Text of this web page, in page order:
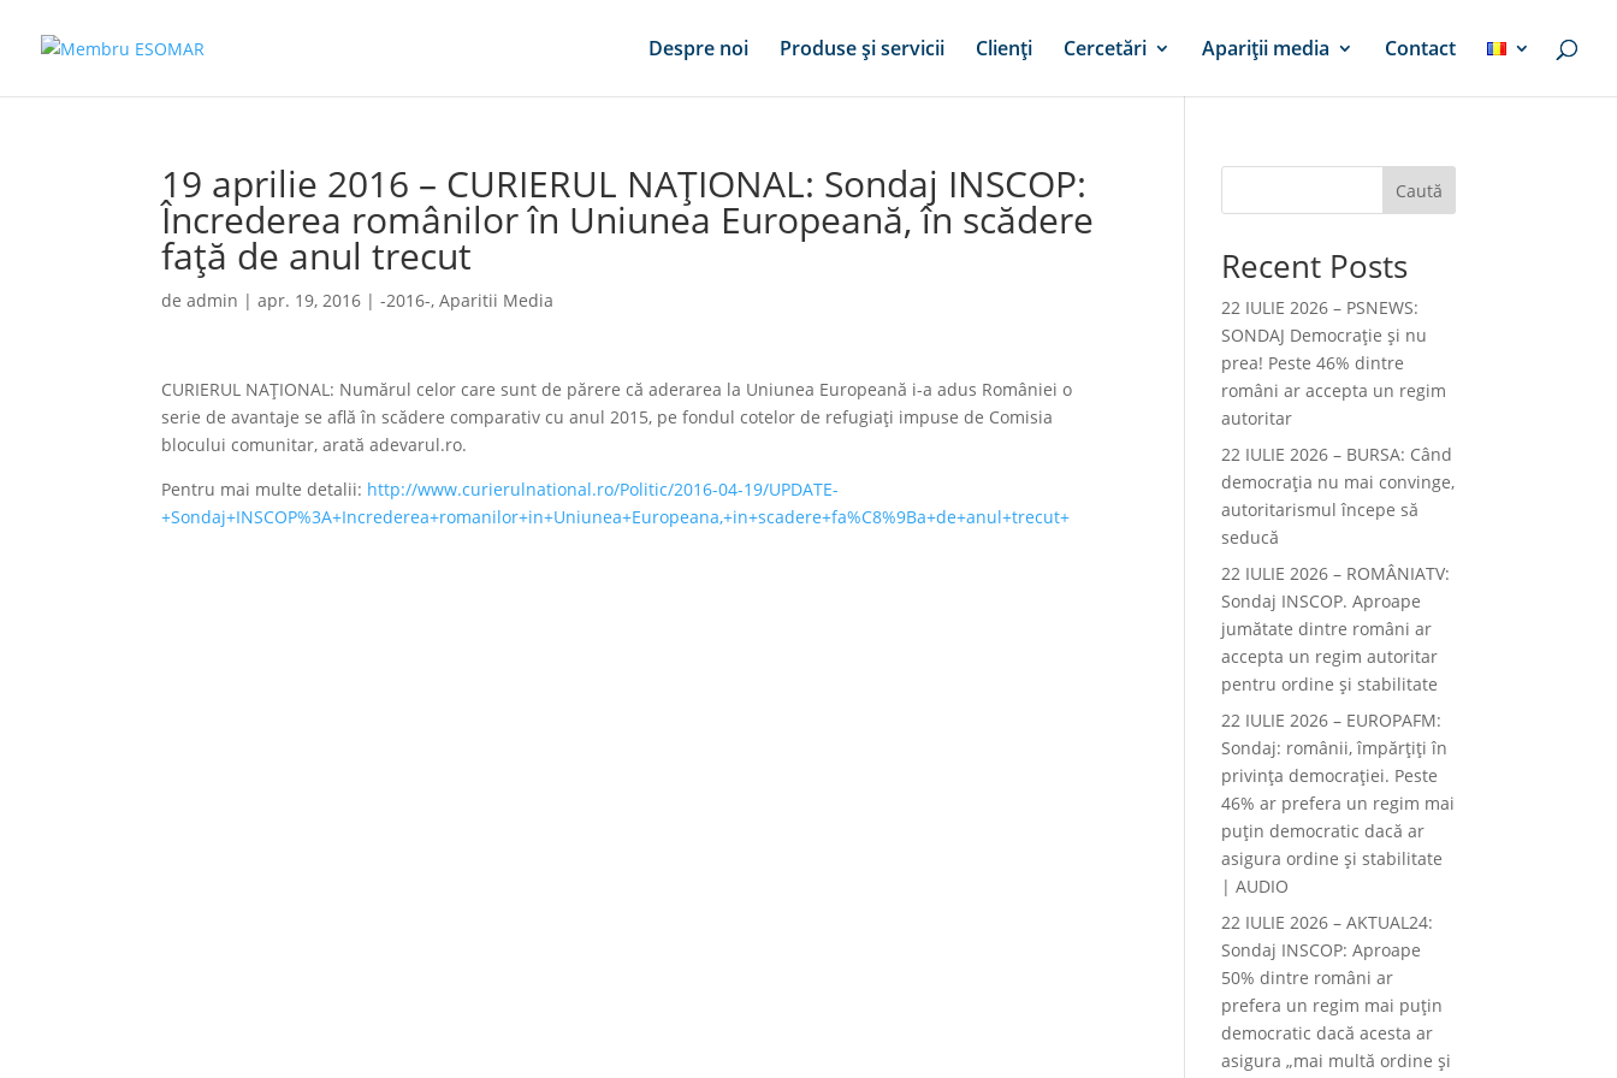
Despre noi Produse și servicii Clienți Cercetări Apariții media Contact
19 aprilie 2016 – CURIERUL NAȚIONAL: Sondaj INSCOP:
Încrederea românilor în Uniunea Europeană, în scădere
față de anul trecut
deadmin |apr. 19, 2016 |-2016-,Aparitii Media
CURIERUL NAȚIONAL: Numărul celor care sunt de părere că aderarea la Uniunea Europeană i-a adus României o
serie de avantaje se află în scădere comparativ cu anul 2015, pe fondul cotelor de refugiați impuse de Comisia
blocului comunitar, arată adevarul.ro.
Pentru mai multe detalii: http://www.curierulnational.ro/Politic/2016-04-19/UPDATE-
+Sondaj+INSCOP%3A+Increderea+romanilor+in+Uniunea+Europeana,+in+scadere+fa%C8%9Ba+de+anul+trecut+
Caută
Recent Posts
22 IULIE 2026 – PSNEWS:
SONDAJ Democrație și nu
prea! Peste 46% dintre
români ar accepta un regim
autoritar
22 IULIE 2026 – BURSA: Când
democraţia nu mai convinge,
autoritarismul începe să
seducă
22 IULIE 2026 – ROMÂNIATV:
Sondaj INSCOP. Aproape
jumătate dintre români ar
accepta un regim autoritar
pentru ordine și stabilitate
22 IULIE 2026 – EUROPAFM:
Sondaj: românii, împărțiți în
privința democrației. Peste
46% ar prefera un regim mai
puțin democratic dacă ar
asigura ordine și stabilitate
| AUDIO
22 IULIE 2026 – AKTUAL24:
Sondaj INSCOP: Aproape
50% dintre români ar
prefera un regim mai puțin
democratic dacă acesta ar
asigura „mai multă ordine și